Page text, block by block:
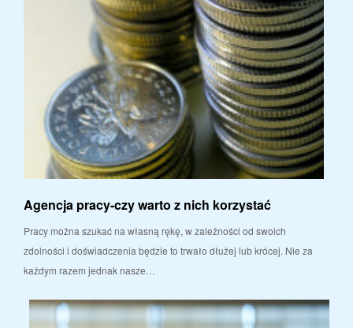
Agencja pracy-czy warto z nich korzystać
Pracy można szukać na własną rękę, w zależności od swoich
zdolności i doświadczenia będzie to trwało dłużej lub krócej. Nie za
każdym razem jednak nasze…